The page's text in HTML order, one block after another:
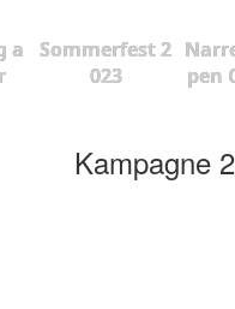
a
Sommerfest 2
023
pen
Kampagne